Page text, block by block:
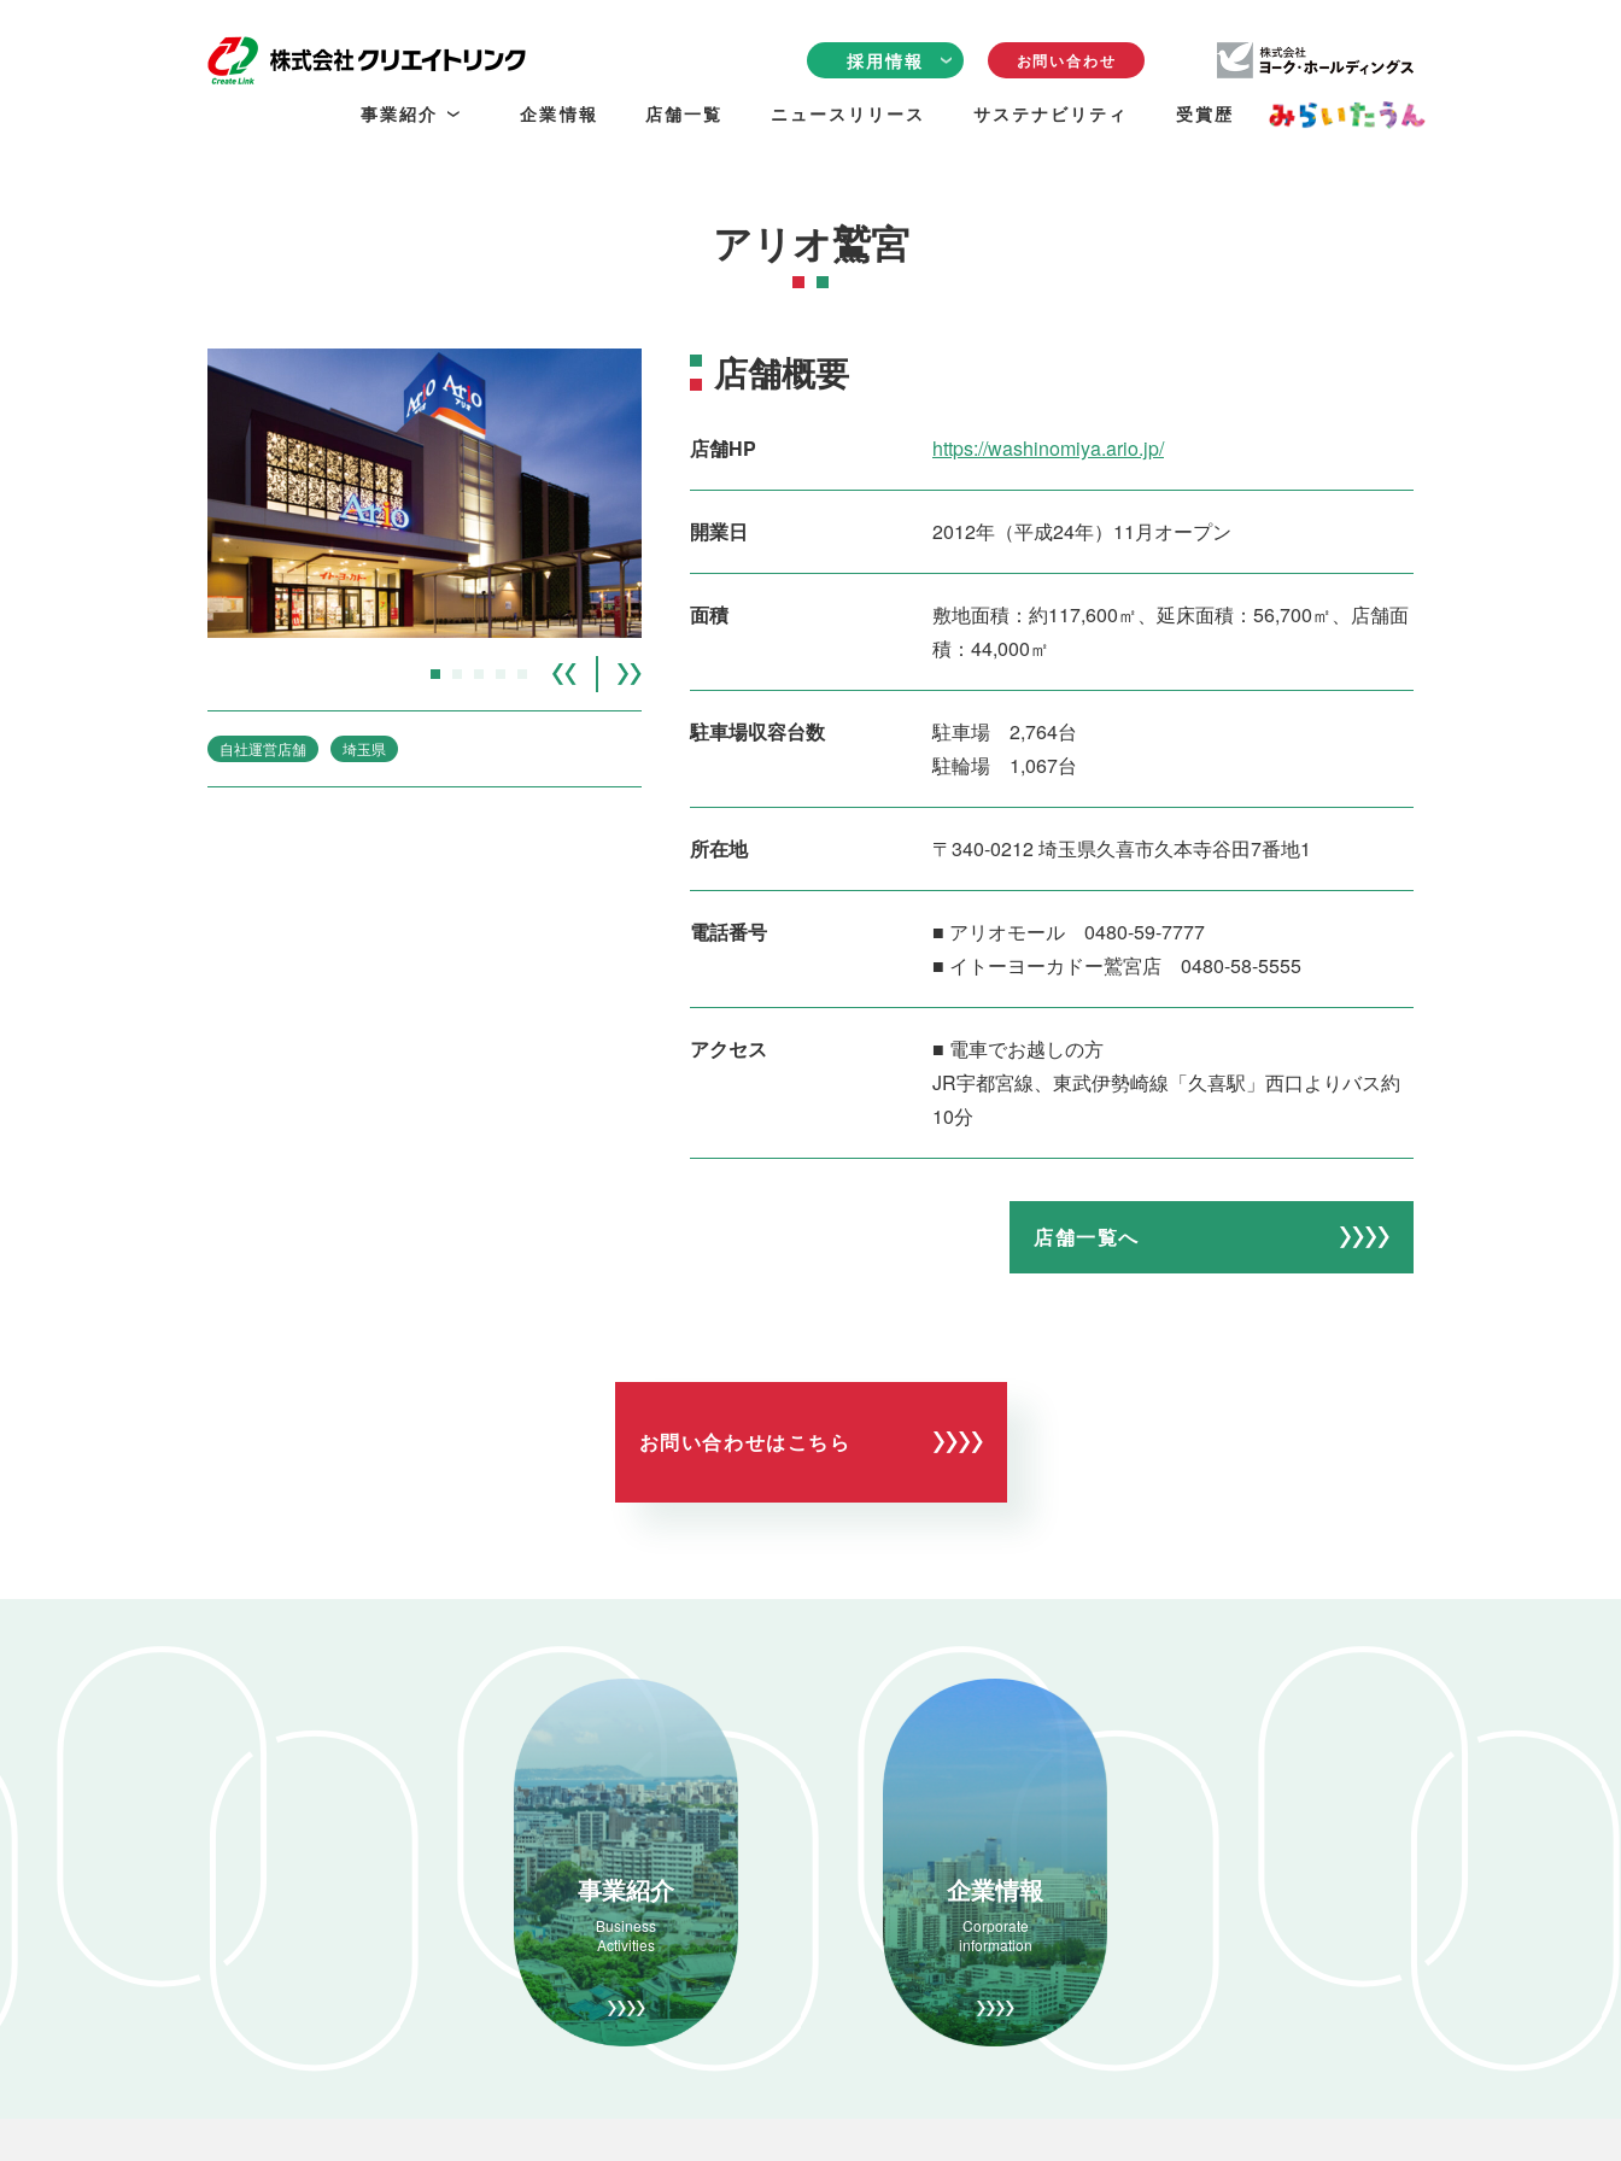
採用情報
採用情報TOP
働く環境
お問い合わせ
事業紹介
開
ン
ト
リ
ー
シ
ン
グ
商
業
施
設
運
新
規
事
業
企業情報 店舗一覧 ニュースリリース サステナビリティ 受賞歴
アリオ鷲宮
自社運営店舗 埼玉県
店舗概要
店舗HP https://washinomiya.ario.jp/
開業日 2012年（平成24年）11月オープン
面積
敷地面積：約117,600㎡、延床面積：56,700㎡、店舗面
積：44,000㎡
駐車場収容台数
駐車場 2,764台
駐輪場 1,067台
所在地 〒340-0212 埼玉県久喜市久本寺谷田7番地1
電話番号
■ アリオモール 0480-59-7777
■ イトーヨーカドー鷲宮店 0480-58-5555
アクセス
■ 電車でお越しの方
JR宇都宮線、東武伊勢崎線「久喜駅」西口よりバス約
10分
店舗一覧へ
お問い合わせはこちら
事業紹介
Business
Activities
企業情報
Corporate
information